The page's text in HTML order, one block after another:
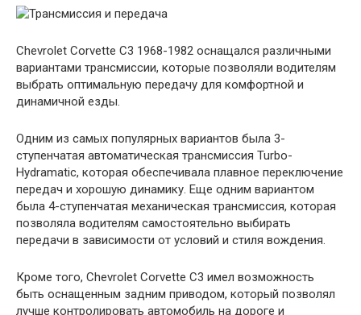
Chevrolet Corvette C3 1968-1982 оснащался различными
вариантами трансмиссии, которые позволяли водителям
выбрать оптимальную передачу для комфортной и
динамичной езды.
Одним из самых популярных вариантов была 3-
ступенчатая автоматическая трансмиссия Turbo-
Hydramatic, которая обеспечивала плавное переключение
передач и хорошую динамику. Еще одним вариантом
была 4-ступенчатая механическая трансмиссия, которая
позволяла водителям самостоятельно выбирать
передачи в зависимости от условий и стиля вождения.
Кроме того, Chevrolet Corvette C3 имел возможность
быть оснащенным задним приводом, который позволял
лучше контролировать автомобиль на дороге и